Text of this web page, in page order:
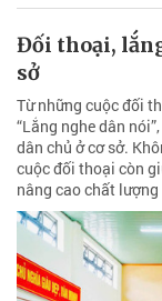
Đối thoại,
sở
Từ những cuộc đối
“Lắng nghe dân
dân chủ ở cơ sở.
cuộc đối thoại còn
nâng cao chất